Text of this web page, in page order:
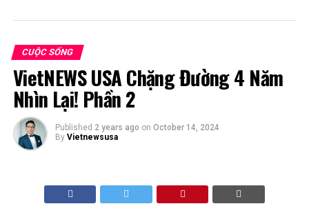
CUỘC SỐNG
VietNEWS USA Chặng Đường 4 Năm
Nhìn Lại! Phần 2
Published 2 years ago on October 14, 2024
By Vietnewsusa